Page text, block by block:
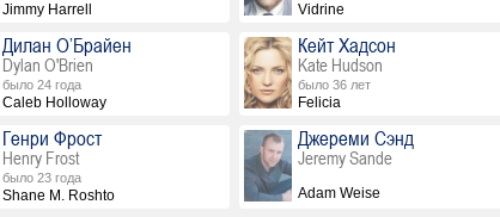
Jimmy Harrell Vidrine
Дилан О’Брайен
Dylan O'Brien
было 24 года
Caleb Holloway
Кейт Хадсон
Kate Hudson
было 36 лет
Felicia
Генри Фрост
Henry Frost
было 23 года
Shane M. Roshto
Джереми Сэнд
Jeremy Sande
Adam Weise